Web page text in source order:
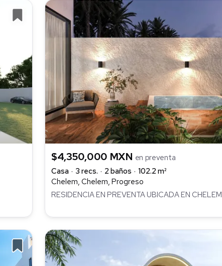
$4,350,000 MXN en preventa
Casa
3 recs. 2 baños
102.2 m²
Chelem, Chelem, Progreso
RESIDENCIA EN PREVENTA UBICADA EN CHELEM